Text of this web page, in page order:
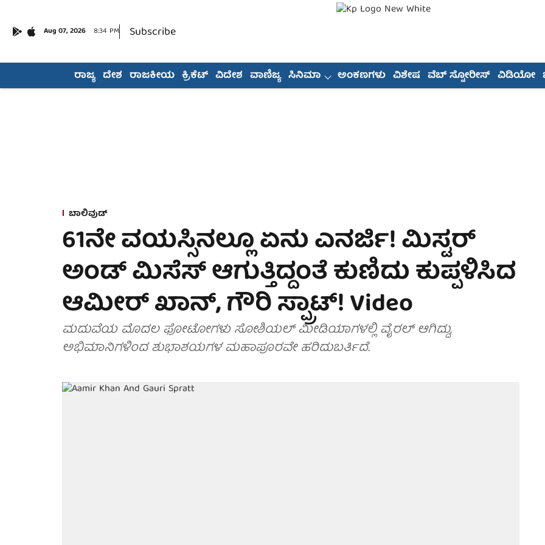
Aug 07, 2026 8:34 PM Subscribe
ರಾಜ್ಯ ದೇಶ ರಾಜಕೀಯ ಕ್ರಿಕೆಟ್ ವಿದೇಶ ವಾಣಿಜ್ಯ ಸಿನಿಮಾ ಅಂಕಣಗಳು ವಿಶೇಷ ವೆಬ್ ಸ್ಟೋರೀಸ್ ವಿಡಿಯೋ
ಬಾಲಿವುಡ್
61ನೇ ವಯಸ್ಸಿನಲ್ಲೂ ಏನು ಎನರ್ಜಿ! ಮಿಸ್ಟರ್
ಅಂಡ್ ಮಿಸೆಸ್ ಆಗುತ್ತಿದ್ದಂತೆ ಕುಣಿದು ಕುಪ್ಪಳಿಸಿದ
ಆಮೀರ್ ಖಾನ್, ಗೌರಿ ಸ್ಪ್ರಾಟ್! Video
ಮದುವೆಯ ಮೊದಲ ಫೋಟೋಗಳು ಸೋಶಿಯಲ್‌ ಮೀಡಿಯಾಗಳಲ್ಲಿ ವೈರಲ್‌ ಆಗಿದ್ದು,
ಅಭಿಮಾನಿಗಳಿಂದ ಶುಭಾಶಯಗಳ ಮಹಾಪೂರವೇ ಹರಿದುಬರ್ತಿದೆ.